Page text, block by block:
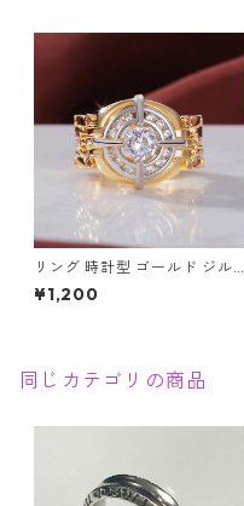
リング 時計型 ゴールド ジルコ
ニア CZ ジルコン ダイヤ チェ
ーン ウオッチ メンズ 指輪 ア
¥1,200
同じカテゴリの商品